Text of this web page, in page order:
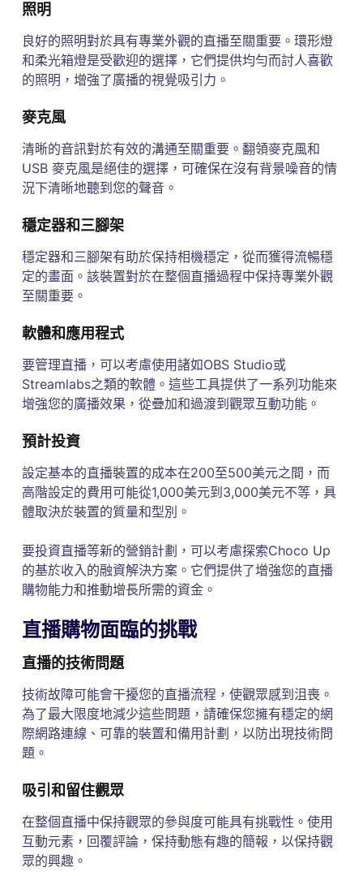
照明
良好的照明對於具有專業外觀的直播至關重要。環形燈
和柔光箱燈是受歡迎的選擇，它們提供均勻而討人喜歡
的照明，增強了廣播的視覺吸引力。
麥克風
清晰的音訊對於有效的溝通至關重要。翻領麥克風和
USB 麥克風是絕佳的選擇，可確保在沒有背景噪音的情
況下清晰地聽到您的聲音。
穩定器和三腳架
穩定器和三腳架有助於保持相機穩定，從而獲得流暢穩
定的畫面。該裝置對於在整個直播過程中保持專業外觀
至關重要。
軟體和應用程式
要管理直播，可以考慮使用諸如OBS Studio或
Streamlabs之類的軟體。這些工具提供了一系列功能來
增強您的廣播效果，從疊加和過渡到觀眾互動功能。
預計投資
設定基本的直播裝置的成本在200至500美元之間，而
高階設定的費用可能從1,000美元到3,000美元不等，具
體取決於裝置的質量和型別。
要投資直播等新的營銷計劃，可以考慮探索Choco Up
的基於收入的融資解決方案。它們提供了增強您的直播
購物能力和推動增長所需的資金。
直播購物面臨的挑戰
直播的技術問題
技術故障可能會干擾您的直播流程，使觀眾感到沮喪。
為了最大限度地減少這些問題，請確保您擁有穩定的網
際網路連線、可靠的裝置和備用計劃，以防出現技術問
題。
吸引和留住觀眾
在整個直播中保持觀眾的參與度可能具有挑戰性。使用
互動元素，回覆評論，保持動態有趣的簡報，以保持觀
眾的興趣。